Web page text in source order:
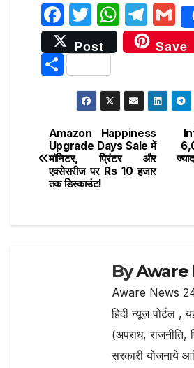
F
a
c
e
b
o
o
k
T
w
it
te
r
W
h
at
A
p
p
T
el
e
ra
m
G
ai
Post
Save
S
h
ar
e
Post
navigation
Amazon Happiness
Upgrade Days Sale में
मॉनिटर, प्रिंटर और
एक्सेसरीज पर Rs 10 हजार
तक डिस्काउंट!
ByAware
Aware News 24
हिंदी न्यूज़ पोर्टल ,
(अपराध, राजनीति,
सरकारी योजनाये